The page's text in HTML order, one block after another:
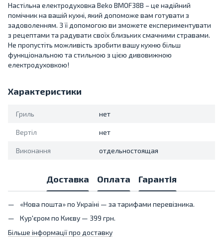
Настільна електродуховка Beko BMOF38B – це надійний
помічник на вашій кухні, який допоможе вам готувати з
задоволенням. З її допомогою ви зможете експериментувати
з рецептами та радувати своїх близьких смачними стравами.
Не пропустіть можливість зробити вашу кухню більш
функціональною та стильною з цією дивовижною
електродуховкою!
Характеристики
Гриль нет
Вертіл нет
Виконання отдельностоящая
Доставка Оплата Гарантія
«Нова пошта» по Україні — за тарифами перевізника.
Кур'єром по Києву — 399 грн.
Більше інформації про доставку